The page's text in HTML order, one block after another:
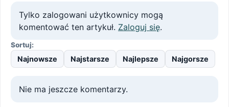
Tylko zalogowani użytkownicy mogą
komentować ten artykuł. Zaloguj się.
Sortuj:
Najnowsze Najstarsze Najlepsze Najgorsze
Nie ma jeszcze komentarzy.